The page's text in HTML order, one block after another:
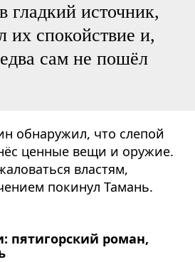
гладкий источник,
их спокойствие и,
сам не пошёл
обнаружил, что слепой
ценные вещи и оружие.
властям,
покинул Тамань.
пятигорский роман,